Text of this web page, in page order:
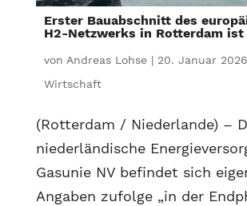
Erster Bauabschnitt des
H2-Netzwerks in Rotterdam
von Andreas Lohse| 20. Januar 2026
Wirtschaft
(Rotterdam / Niederlande) –
niederländische
Gasunie NV befindet sich
Angaben zufolge „in der